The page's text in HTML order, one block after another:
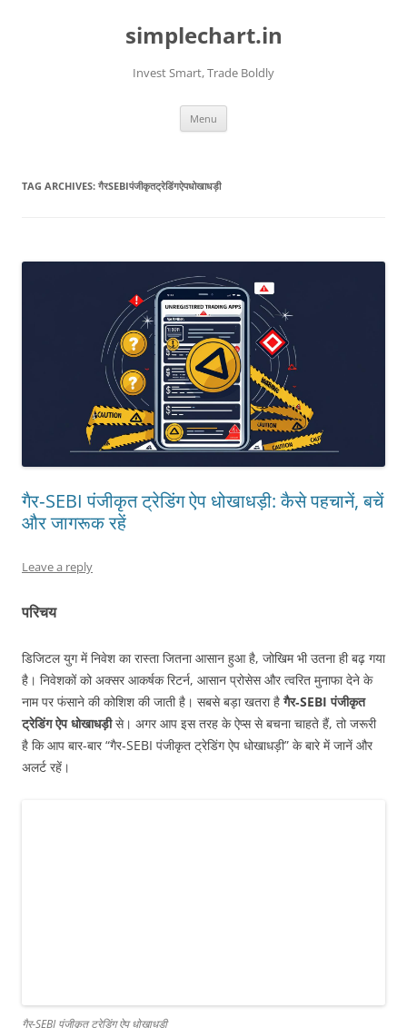
simplechart.in
Invest Smart, Trade Boldly
Menu
TAG ARCHIVES: गैरSEBIपंजीकृतट्रेडिंगऐपधोखाधड़ी
गैर‑SEBI पंजीकृत ट्रेडिंग ऐप धोखाधड़ी: कैसे पहचानें, बचें
और जागरूक रहें
Leave a reply
परिचय
डिजिटल युग में निवेश का रास्ता जितना आसान हुआ है, जोखिम भी उतना ही बढ़ गया
है। निवेशकों को अक्सर आकर्षक रिटर्न, आसान प्रोसेस और त्वरित मुनाफा देने के
नाम पर फंसाने की कोशिश की जाती है। सबसे बड़ा खतरा हैगैर‑SEBI पंजीकृत
ट्रेडिंग ऐप धोखाधड़ीसे। अगर आप इस तरह के ऐप्स से बचना चाहते हैं, तो जरूरी
है कि आप बार-बार “गैर‑SEBI पंजीकृत ट्रेडिंग ऐप धोखाधड़ी” के बारे में जानें और
अलर्ट रहें।
गैर‑SEBI पंजीकृत ट्रेडिंग ऐप धोखाधड़ी